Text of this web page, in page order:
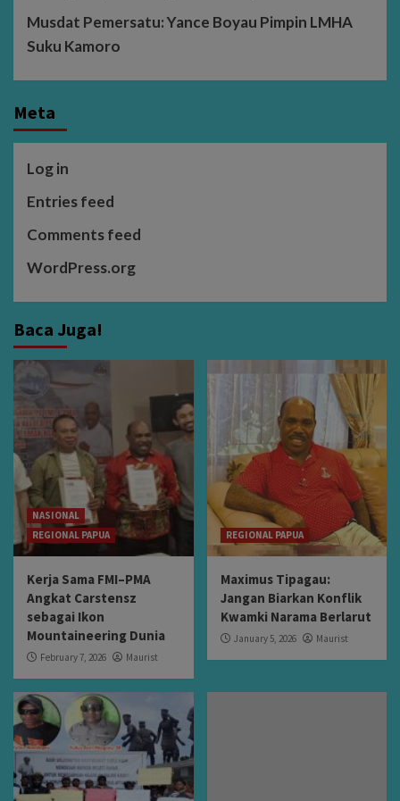
Musdat Pemersatu: Yance Boyau Pimpin LMHA
Suku Kamoro
Meta
Log in
Entries feed
Comments feed
WordPress.org
Baca Juga!
NASIONAL
REGIONAL PAPUA
Kerja Sama FMI–PMA
Angkat Carstensz
sebagai Ikon
Mountaineering Dunia
February 7, 2026 Maurist
REGIONAL PAPUA
Maximus Tipagau:
Jangan Biarkan Konflik
Kwamki Narama Berlarut
January 5, 2026 Maurist